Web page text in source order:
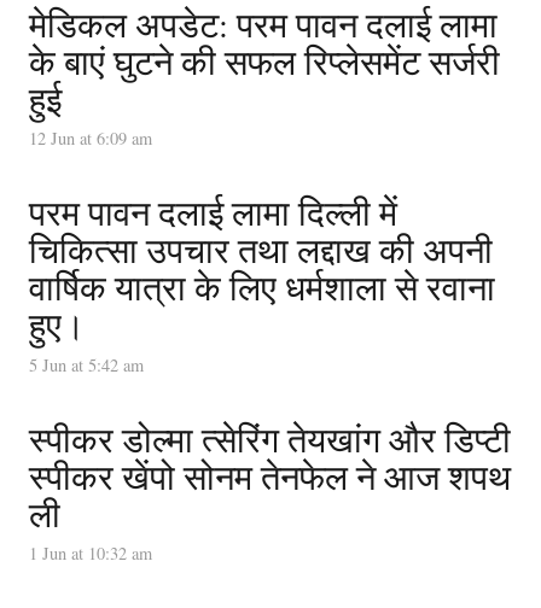
मेडिकल अपडेट: परम पावन दलाई लामा
के बाएं घुटने की सफल रिप्लेसमेंट सर्जरी
हुई
12 Jun at 6:09 am
परम पावन दलाई लामा दिल्ली में
चिकित्सा उपचार तथा लद्दाख की अपनी
वार्षिक यात्रा के लिए धर्मशाला से रवाना
हुए।
5 Jun at 5:42 am
स्पीकर डोल्मा त्सेरिंग तेयखांग और डिप्टी
स्पीकर खेंपो सोनम तेनफेल ने आज शपथ
ली
1 Jun at 10:32 am